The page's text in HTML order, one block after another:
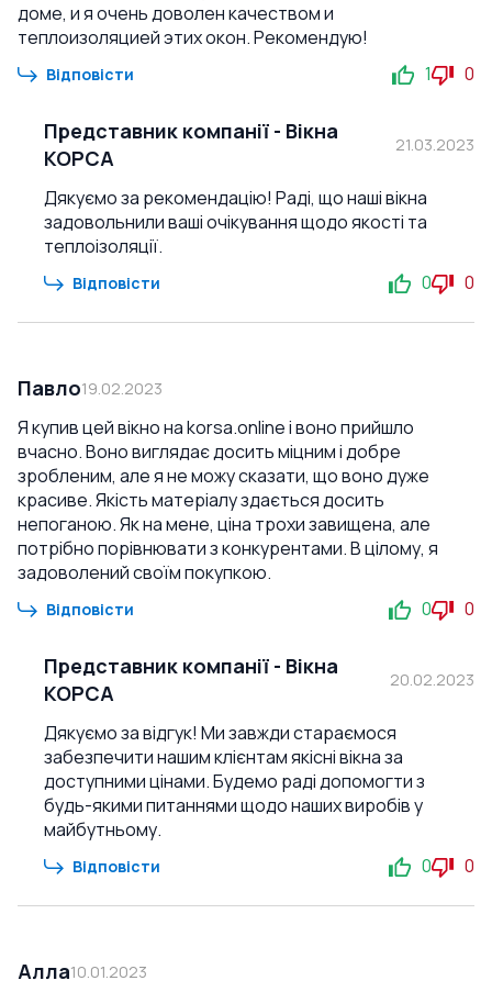
доме, и я очень доволен качеством и
теплоизоляцией этих окон. Рекомендую!
Відповісти 1 0
Представник компанії - Вікна
КОРСА
21.03.2023
Дякуємо за рекомендацію! Раді, що наші вікна
задовольнили ваші очікування щодо якості та
теплоізоляції.
Відповісти 0 0
Павло19.02.2023
Я купив цей вікно на korsa.online і воно прийшло
вчасно. Воно виглядає досить міцним і добре
зробленим, але я не можу сказати, що воно дуже
красиве. Якість матеріалу здається досить
непоганою. Як на мене, ціна трохи завищена, але
потрібно порівнювати з конкурентами. В цілому, я
задоволений своїм покупкою.
Відповісти 0 0
Представник компанії - Вікна
КОРСА
20.02.2023
Дякуємо за відгук! Ми завжди стараємося
забезпечити нашим клієнтам якісні вікна за
доступними цінами. Будемо раді допомогти з
будь-якими питаннями щодо наших виробів у
майбутньому.
Відповісти 0 0
Алла10.01.2023